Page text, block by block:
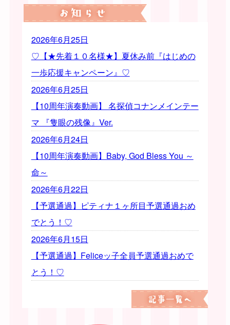
2026年6月25日
♡【★先着１０名様★】夏休み前『はじめの
一歩応援キャンペーン』♡
2026年6月25日
【10周年演奏動画】 名探偵コナンメインテー
マ 『隻眼の残像』Ver.
2026年6月24日
【10周年演奏動画】Baby, God Bless You ～
命～
2026年6月22日
【予選通過】ピティナ１ヶ所目予選通過おめ
でとう！♡
2026年6月15日
【予選通過】Feliceッ子全員予選通過おめで
とう！♡